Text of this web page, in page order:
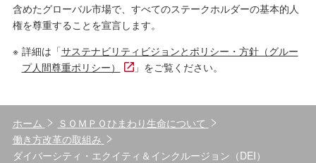
含めたグローバル市場で、すべてのステークホルダーの基本的人
権を尊重することを宣言します。
※ 詳細は「サステナビリティビジョンとポリシー・方針（グルー
プ人間尊重ポリシー）
」をご覧ください。
ホーム
ＳＯＭＰＯひまわり生命について
働き方改革の取組み
ダイバーシティ・エクイティ＆インクルージョン（DEI）